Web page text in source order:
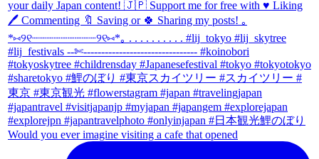
Would you ever imagine visiting a cafe that opened